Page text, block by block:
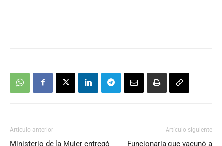
Artículo anterior
Ministerio de la Mujer entregó
Artículo siguiente
Funcionaria que vacunó a